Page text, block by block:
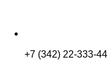
+7 (342) 22-333-44